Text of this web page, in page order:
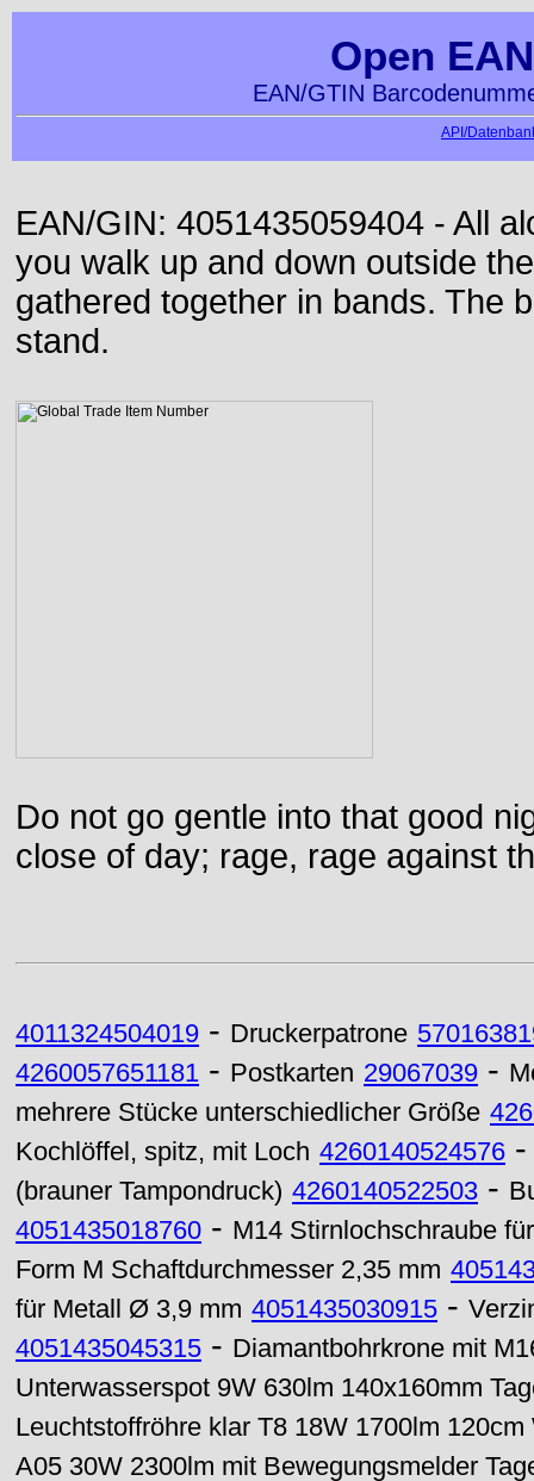
Open
EAN/GTIN
API/
EAN/GIN: 4051435059404 - All
you walk up and down outside
gathered together in bands. The
stand.
Do not go gentle into that good
close of day; rage, rage against
4011324504019 - Druckerpatrone
4260057651181 - Postkarten 29067039 -
mehrere Stücke unterschiedlicher Größe
Kochlöffel, spitz, mit Loch 4260140524576
(brauner Tampondruck) 4260140522503 -
4051435018760 - M14 Stirnlochschraube
Form M Schaftdurchmesser 2,35 mm
für Metall Ø 3,9 mm 4051435030915 -
4051435045315 - Diamantbohrkrone mit
Unterwasserspot 9W 630lm 140x160mm
Leuchtstoffröhre klar T8 18W 1700lm 120cm
A05 30W 2300lm mit Bewegungsmelder